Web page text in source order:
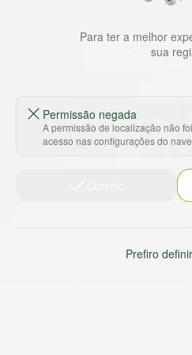
HORTUS COMERCIO
Ajuda e Suporte
Para ter a melhor
sua
Permissão negada
A permissão de localização não
acesso nas configurações do
Prefiro